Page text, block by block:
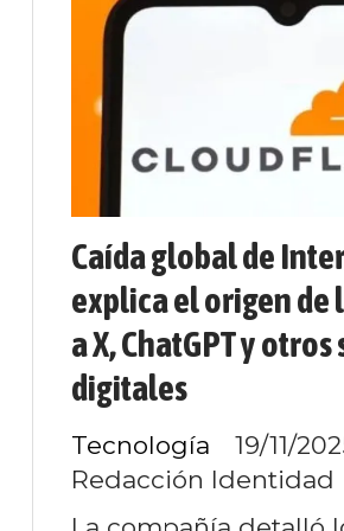
Caída global de
explica el origen de
a X, ChatGPT y
digitales
Redacción Identidad
Tecnología 19/11/